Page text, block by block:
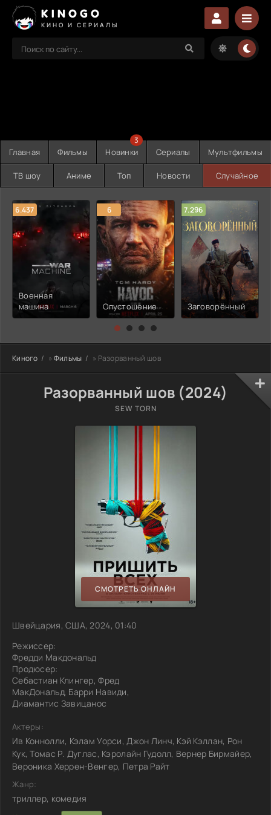
KINOGO
КИНО И СЕРИАЛЫ
Главная Фильмы Новинки
3
Сериалы Мультфильмы
ТВ шоу Аниме Топ Новости Случайное
6.437
Военная
машина
6
Опустошение
7.296
Заговорённый
Киного » Фильмы » Разорванный шов
Разорванный шов (2024)
SEW TORN
СМОТРЕТЬ ОНЛАЙН
Швейцария, США, 2024, 01:40
Режиссер:
Фредди Макдональд
Продюсер:
Себастиан Клингер, Фред
МакДональд, Барри Навиди,
Диамантис Завицанос
Актеры:
Ив Коннолли, Кэлам Уорси, Джон Линч, Кэй Кэллан, Рон
Кук, Томас Р. Дуглас, Кэролайн Гудолл, Вернер Бирмайер,
Вероника Херрен-Венгер, Петра Райт
Жанр:
триллер, комедия